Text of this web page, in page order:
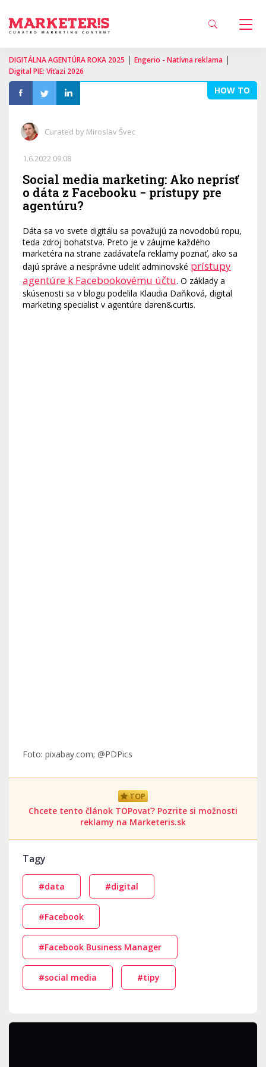
DIGITÁLNA AGENTÚRA ROKA 2025 | Engerio - Natívna reklama |
Digital PIE: Víťazi 2026
HOW TO
Curated by Miroslav Švec
1.6.2022 09:08
Social media marketing: Ako neprísť
o dáta z Facebooku − prístupy pre
agentúru?
Dáta sa vo svete digitálu sa považujú za novodobú ropu,
teda zdroj bohatstva. Preto je v záujme každého
marketéra na strane zadávateľa reklamy poznať, ako sa
dajú správe a nesprávne udeliť adminovské prístupy
agentúre k Facebookovému účtu. O základy a
skúsenosti sa v blogu podelila Klaudia Daňková, digital
marketing specialist v agentúre daren&curtis.
Foto: pixabay.com; @PDPics
TOP
Chcete tento článok TOPovať? Pozrite si možnosti
reklamy na Marketeris.sk
Tagy
#data #digital
#Facebook
#Facebook Business Manager
#social media #tipy